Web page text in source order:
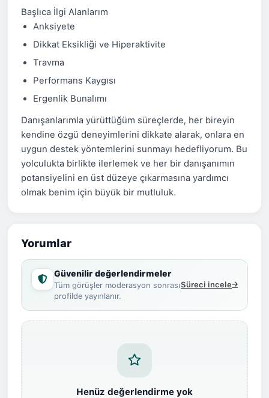
Başlıca İlgi Alanlarım
Anksiyete
Dikkat Eksikliği ve Hiperaktivite
Travma
Performans Kaygısı
Ergenlik Bunalımı
Danışanlarımla yürüttüğüm süreçlerde, her bireyin
kendine özgü deneyimlerini dikkate alarak, onlara en
uygun destek yöntemlerini sunmayı hedefliyorum. Bu
yolculukta birlikte ilerlemek ve her bir danışanımın
potansiyelini en üst düzeye çıkarmasına yardımcı
olmak benim için büyük bir mutluluk.
Yorumlar
Güvenilir değerlendirmeler
Tüm görüşler moderasyon sonrası
profilde yayınlanır.
Süreci incele
Henüz değerlendirme yok